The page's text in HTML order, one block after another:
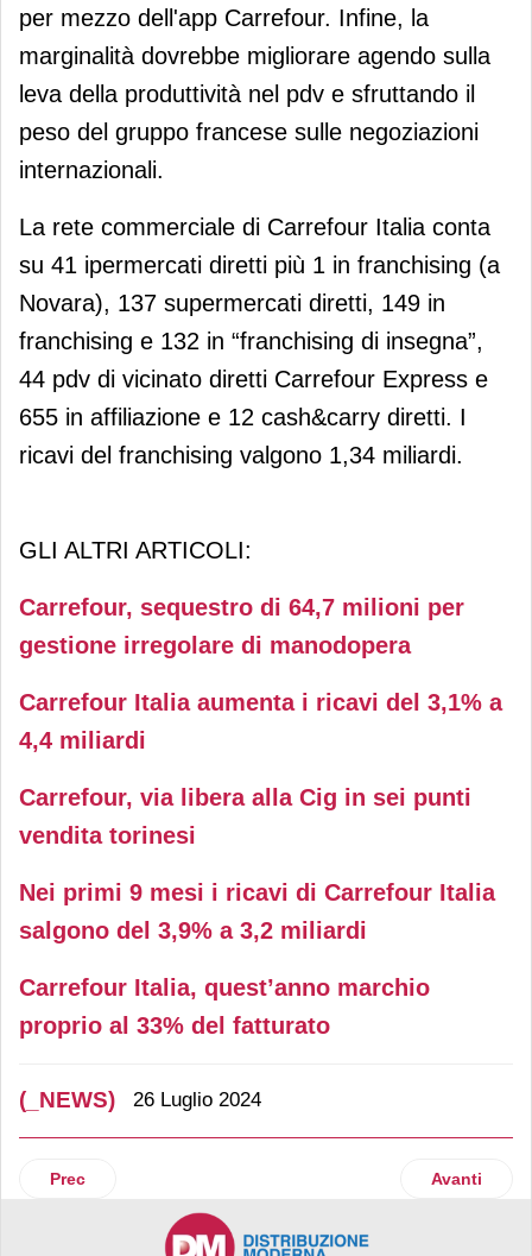
per mezzo dell'app Carrefour. Infine, la
marginalità dovrebbe migliorare agendo sulla
leva della produttività nel pdv e sfruttando il
peso del gruppo francese sulle negoziazioni
internazionali.
La rete commerciale di Carrefour Italia conta
su 41 ipermercati diretti più 1 in franchising (a
Novara), 137 supermercati diretti, 149 in
franchising e 132 in “franchising di insegna”,
44 pdv di vicinato diretti Carrefour Express e
655 in affiliazione e 12 cash&carry diretti. I
ricavi del franchising valgono 1,34 miliardi.
GLI ALTRI ARTICOLI:
Carrefour, sequestro di 64,7 milioni per
gestione irregolare di manodopera
Carrefour Italia aumenta i ricavi del 3,1% a
4,4 miliardi
Carrefour, via libera alla Cig in sei punti
vendita torinesi
Nei primi 9 mesi i ricavi di Carrefour Italia
salgono del 3,9% a 3,2 miliardi
Carrefour Italia, quest’anno marchio
proprio al 33% del fatturato
(_NEWS) 26 Luglio 2024
Articolo precedente: Primark inaugurerà il suo 17° negozio
Prec Articolo
Avanti